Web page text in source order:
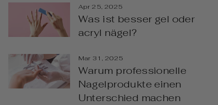
Apr 25, 2025
Was ist besser gel oder
acryl nägel?
Mar 31, 2025
Warum professionelle
Nagelprodukte einen
Unterschied machen